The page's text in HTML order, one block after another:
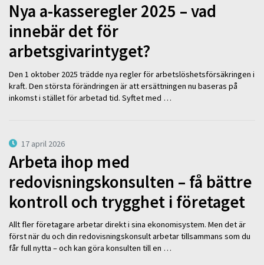
Nya a-kasseregler 2025 – vad
innebär det för
arbetsgivarintyget?
Den 1 oktober 2025 trädde nya regler för arbetslöshetsförsäkringen i
kraft. Den största förändringen är att ersättningen nu baseras på
inkomst i stället för arbetad tid. Syftet med …
17 april 2026
Arbeta ihop med
redovisningskonsulten – få bättre
kontroll och trygghet i företaget
Allt fler företagare arbetar direkt i sina ekonomisystem. Men det är
först när du och din redovisningskonsult arbetar tillsammans som du
får full nytta – och kan göra konsulten till en …